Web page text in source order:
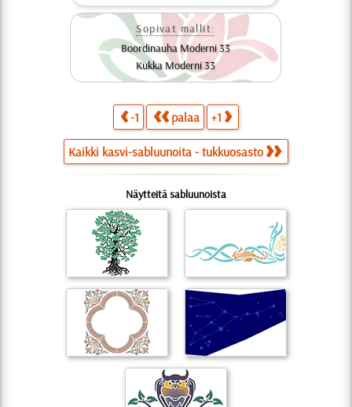
Sopivat mallit:
Boordinauha Moderni 33
Kukka Moderni 33
-1 palaa +1
Kaikki kasvi-sabluunoita - tukkuosasto
Näytteitä sabluunoista